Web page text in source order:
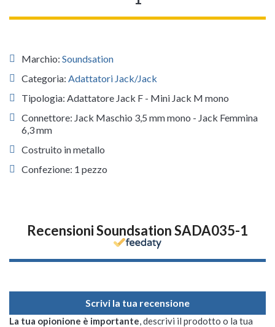
Marchio: Soundsation
Categoria: Adattatori Jack/Jack
Tipologia: Adattatore Jack F - Mini Jack M mono
Connettore: Jack Maschio 3,5 mm mono - Jack Femmina
6,3 mm
Costruito in metallo
Confezione: 1 pezzo
Recensioni Soundsation SADA035-1
Scrivi la tua recensione
La tua opionione è importante, descrivi il prodotto o la tua